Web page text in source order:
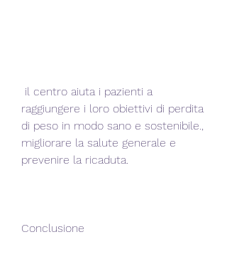
raggiungere i loro obiettivi di perdita
di peso in modo sano e sostenibile.,
migliorare la salute generale e
prevenire la ricaduta.
Conclusione